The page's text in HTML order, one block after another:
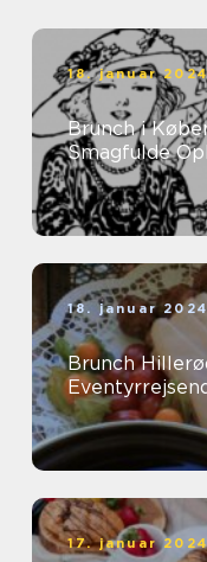
18. januar 2024
Brunch i
Smagfulde
18. januar 2024
Brunch
17. januar 2024